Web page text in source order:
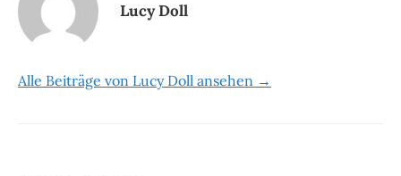
Lucy Doll
Alle Beiträge von Lucy Doll ansehen →